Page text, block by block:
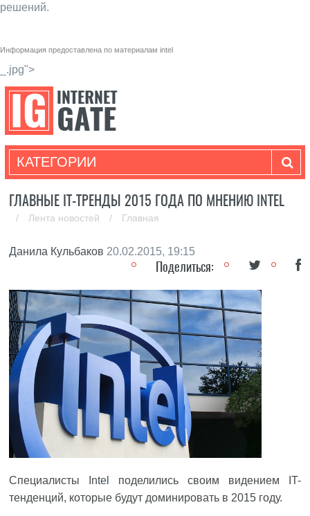
решений.
Информация предоставлена по материалам intel
_.jpg">
КАТЕГОРИИ
ГЛАВНЫЕ IT-ТРЕНДЫ 2015 ГОДА ПО МНЕНИЮ INTEL
/ Лента новостей / Главная
Данила Кульбаков 20.02.2015, 19:15
Поделиться:
Специалисты Intel
поделились своим видением IT-
тенденций, которые будут доминировать в 2015 году.